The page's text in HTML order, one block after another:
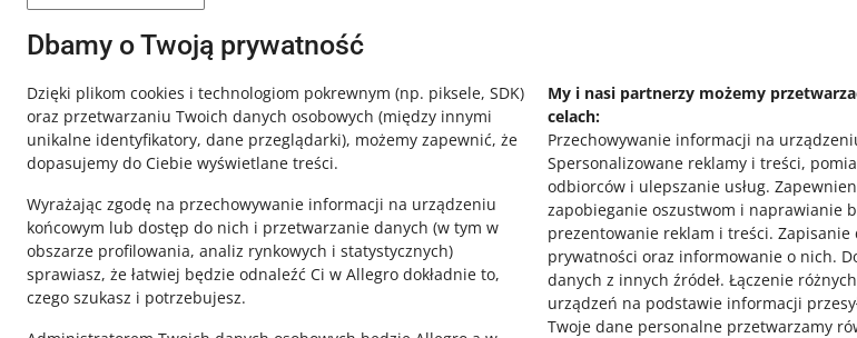
Dbamy o Twoją prywatność
Dzięki plikom cookies i technologiom pokrewnym (np. piksele, SDK)
oraz przetwarzaniu Twoich danych osobowych (między innymi
unikalne identyfikatory, dane przeglądarki), możemy zapewnić, że
dopasujemy do Ciebie wyświetlane treści.
Wyrażając zgodę na przechowywanie informacji na urządzeniu
końcowym lub dostęp do nich i przetwarzanie danych (w tym w
obszarze profilowania, analiz rynkowych i statystycznych)
sprawiasz, że łatwiej będzie odnaleźć Ci w Allegro dokładnie to,
czego szukasz i potrzebujesz.
My i nasi partnerzy możemy
celach:
Przechowywanie informacji na
Spersonalizowane reklamy i treści,
odbiorców i ulepszanie usług.
zapobieganie oszustwom i naprawianie
prezentowanie reklam i treści. Zapisanie
prywatności oraz informowanie o nich.
danych z innych źródeł. Łączenie
urządzeń na podstawie informacji
Twoje dane personalne przetwarzamy